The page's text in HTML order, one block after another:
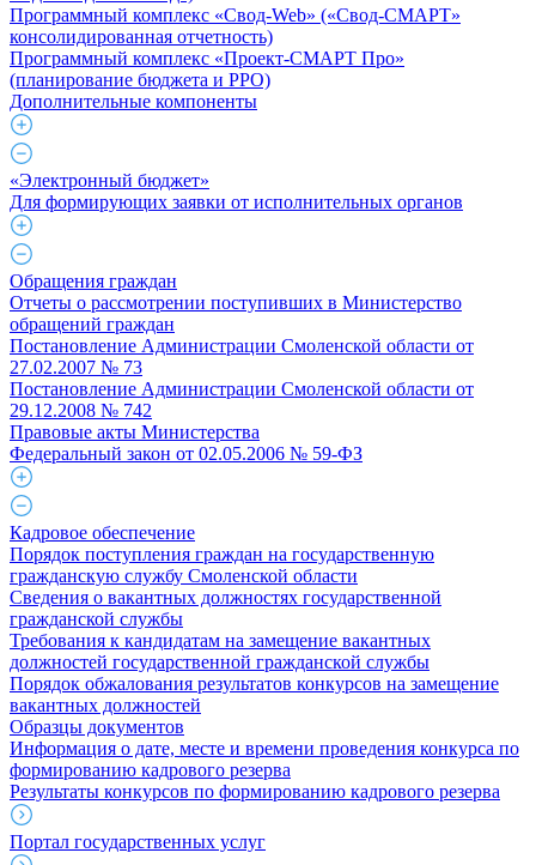
Программный комплекс «Свод-Web» («Свод-СМАРТ»
консолидированная отчетность)
Программный комплекс «Проект-СМАРТ Про»
(планирование бюджета и РРО)
Дополнительные компоненты
«Электронный бюджет»
Для формирующих заявки от исполнительных органов
Обращения граждан
Отчеты о рассмотрении поступивших в Министерство
обращений граждан
Постановление Администрации Смоленской области от
27.02.2007 № 73
Постановление Администрации Смоленской области от
29.12.2008 № 742
Правовые акты Министерства
Федеральный закон от 02.05.2006 № 59-ФЗ
Кадровое обеспечение
Порядок поступления граждан на государственную
гражданскую службу Смоленской области
Сведения о вакантных должностях государственной
гражданской службы
Требования к кандидатам на замещение вакантных
должностей государственной гражданской службы
Порядок обжалования результатов конкурсов на замещение
вакантных должностей
Образцы документов
Информация о дате, месте и времени проведения конкурса по
формированию кадрового резерва
Результаты конкурсов по формированию кадрового резерва
Портал государственных услуг